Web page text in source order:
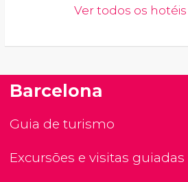
Ver todos os
Barcelona
Guia de turismo
Excursões e visitas guiadas